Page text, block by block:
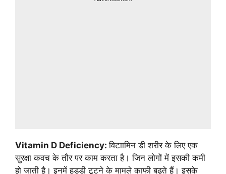
Vitamin D Deficiency:विटाामिन डी शरीर के लिए एक
सुरक्षा कवच के तौर पर काम करता है। जिन लोगों में इसकी कमी
हो जाती है। इनमें हड्डी टूटने के मामले काफी बढ़ते हैं। इसके